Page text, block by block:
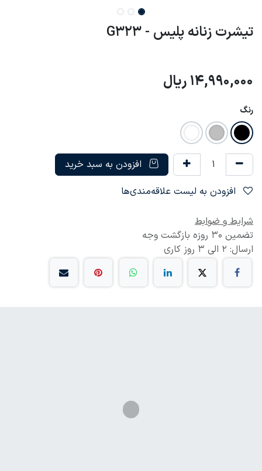
تیشرت زنانه پلیس - G323
14,990,000 ریال
رنگ
افزودن به سبد خرید
شرایط و ضوابط
تضمین 30 روزه بازگشت وجه
ارسال: 2 الی 3 روز کاری